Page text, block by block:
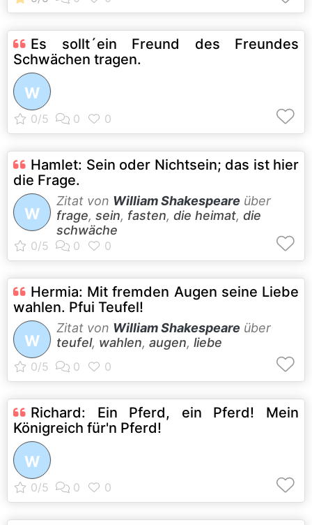
Es sollt´ein Freund des Freundes
Schwächen tragen.
W
Hamlet: Sein oder Nichtsein; das ist hier
die Frage.
W
Zitat von William Shakespeare über
frage, sein, fasten, die heimat, die
schwäche
Hermia: Mit fremden Augen seine Liebe
wahlen. Pfui Teufel!
W
Zitat von William Shakespeare über
teufel, wahlen, augen, liebe
Richard: Ein Pferd, ein Pferd! Mein
Königreich für'n Pferd!
W